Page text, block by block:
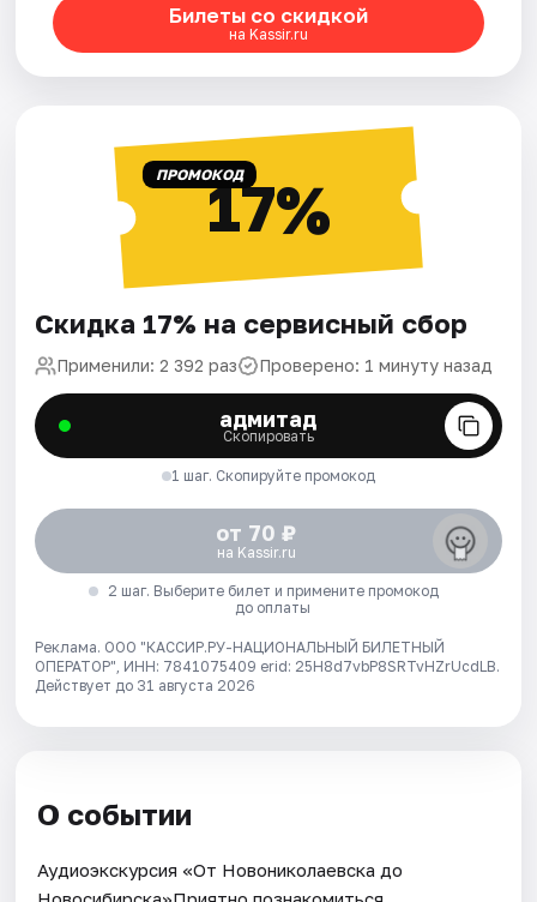
Билеты со скидкой
на Kassir.ru
ПРОМОКОД17%
Скидка 17% на сервисный сбор
Применили: 2 392 раз Проверено: 1 минуту назад
адмитад
Скопировать
1 шаг. Скопируйте промокод
от 70 ₽
на Kassir.ru
2 шаг. Выберите билет и примените промокод
до оплаты
Реклама. ООО "КАССИР.РУ-НАЦИОНАЛЬНЫЙ БИЛЕТНЫЙ
ОПЕРАТОР", ИНН: 7841075409 erid: 25H8d7vbP8SRTvHZrUcdLB.
Действует до 31 августа 2026
О событии
Аудиоэкскурсия «От Новониколаевска до